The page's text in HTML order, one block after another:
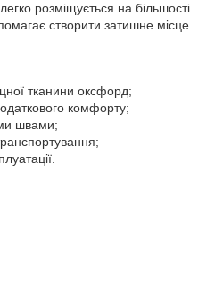
розміщується на більшості
створити затишне місце
тканини оксфорд;
комфорту;
швами;